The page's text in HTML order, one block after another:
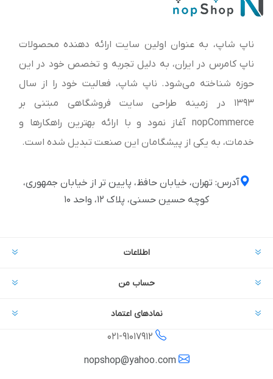
ناپ شاپ، به عنوان اولین سایت ارائه‌ دهنده محصولات
ناپ کامرس در ایران، به دلیل تجربه و تخصص خود در این
حوزه شناخته می‌شود. ناپ شاپ، فعالیت خود را از سال
1393 در زمینه طراحی سایت فروشگاهی مبتنی بر
nopCommerce آغاز نمود و با ارائه بهترین راهکارها و
خدمات، به یکی از پیشگامان این صنعت تبدیل شده است.
آدرس: تهران، خیابان حافظ، پایین تر از خیابان جمهوری،
کوچه حسین حسنی، پلاک ۱۲، واحد ۱۰
اطلاعات
حساب من
نمادهای اعتماد
021-91017912